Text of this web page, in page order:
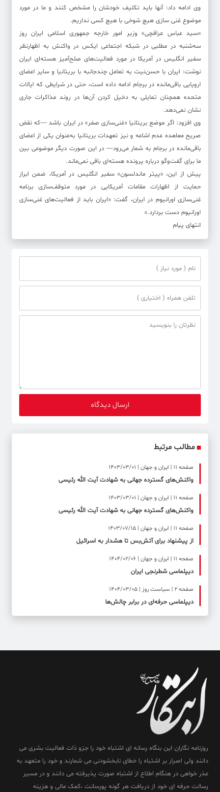
وی ادامه داد: آنها باید تکلیف خودشان را مشخص کنند و ما در مورد
موضوع غنی سازی هیچ شوخی با هیچ کسی نداریم.
«سید عباس عراقچی» وزیر امور خارجه جمهوری اسلامی ایران روز
سه‌شنبه در مطلبی در شبکه اجتماعی ایکس در واکنش به اظهارنظر
سفیر انگلیس در آمریکا در مورد فعالیت‌های صلح‌آمیز هسته‌ای ایران
نوشت: ایران با حسن‌نیت به تعامل چندجانبه با بریتانیا و سایر اعضای
اروپایی باقی‌مانده در برجام ادامه داده است، حتی در شرایطی که ایالات
متحده همچنان تمایلی به دخیل کردن آن‌ها در روند مذاکرات جاری
نشان نمی‌دهد.
وی افزود: اگر موضع بریتانیا «غنی‌سازی صفر» در ایران باشد —که نقض
صریح معاهده عدم اشاعه و نیز تعهدات بریتانیا به‌عنوان یکی از اعضای
باقی‌مانده در برجام به شمار می‌رود— در این صورت دیگر موضوعی بین
ما برای گفت‌وگو درباره پرونده هسته‌ای باقی نمی‌ماند.
پیش از این، «پیتر ماندلسون» سفیر انگلیس در آمریکا، ضمن ابراز
حمایت از اظهارات مقامات آمریکایی در مورد متوقف‌سازی برنامه
غنی‌سازی اورانیوم در ایران، گفت: «ایران باید از فعالیت‌های غنی‌سازی
اورانیوم دست بردارد.»
انتهای پیام
مطالب مرتبط
صفحه ۱۱ | ایران و جهان | 1403/03/01
واکنش‌های گسترده جهانی به شهادت آیت الله رئیسی
صفحه ۱۱ | ایران و جهان | 1403/03/01
واکنش‌های گسترده جهانی به شهادت آیت الله رئیسی
صفحه ۱۱ | ایران و جهان | 1403/07/15
از پیشنهاد برای آتش‌بس تا هشدار به اسرائیل
صفحه ۱۱ | ایران و جهان | 1404/02/06
دیپلماسی شطرنجی ایران
صفحه ۲ | سیاست روز | 1404/03/05
دیپلماسی حرفه‌ای در برابر چالش‌ها
روزنامه نگاران این بنگاه رسانه ای اشتباه خود را جزو ذات فعالیت بشری می
دانند ولی اصرار بر اشتباه را خطای نابخشودنی می شمارند و خود را متعهد به
عذر خواهی در هنگام اطلاع از اشتباه صورت پذیرفته می دانند و در مسیر
رسالت حرفه ای خود از دریافت هر گونه پورسانت ،کمک مالی و هزینه